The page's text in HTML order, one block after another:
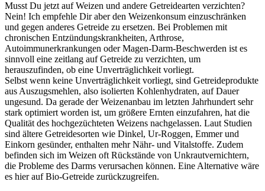
Musst Du jetzt auf Weizen und andere Getreidearten verzichten?
Nein! Ich empfehle Dir aber den Weizenkonsum einzuschränken
und gegen anderes Getreide zu ersetzen. Bei Problemen mit
chronischen Entzündungskrankheiten, Arthrose,
Autoimmunerkrankungen oder Magen-Darm-Beschwerden ist es
sinnvoll eine zeitlang auf Getreide zu verzichten, um
herauszufinden, ob eine Unverträglichkeit vorliegt.
Selbst wenn keine Unverträglichkeit vorliegt, sind Getreideprodukte
aus Auszugsmehlen, also isolierten Kohlenhydraten, auf Dauer
ungesund. Da gerade der Weizenanbau im letzten Jahrhundert sehr
stark optimiert worden ist, um größere Ernten einzufahren, hat die
Qualität des hochgezüchteten Weizens nachgelassen. Laut Studien
sind ältere Getreidesorten wie Dinkel, Ur-Roggen, Emmer und
Einkorn gesünder, enthalten mehr Nähr- und Vitalstoffe. Zudem
befinden sich im Weizen oft Rückstände von Unkrautvernichtern,
die Probleme des Darms verursachen können. Eine Alternative wäre
es hier auf Bio-Getreide zurückzugreifen.